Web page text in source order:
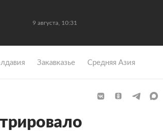
9 августа, 10:31
Закавказье Средняя Азия